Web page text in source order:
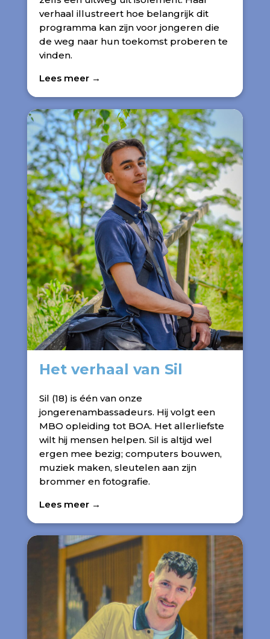
verhaal illustreert hoe belangrijk dit
programma kan zijn voor jongeren die
de weg naar hun toekomst proberen te
vinden.
Lees meer →
Het verhaal van Sil
Sil (18) is één van onze
jongerenambassadeurs. Hij volgt een
MBO opleiding tot BOA. Het allerliefste
wilt hij mensen helpen. Sil is altijd wel
ergen mee bezig; computers bouwen,
muziek maken, sleutelen aan zijn
brommer en fotografie.
Lees meer →